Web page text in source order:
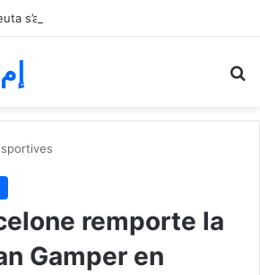
إم ٢٤ برس
remporte la
Gamper en